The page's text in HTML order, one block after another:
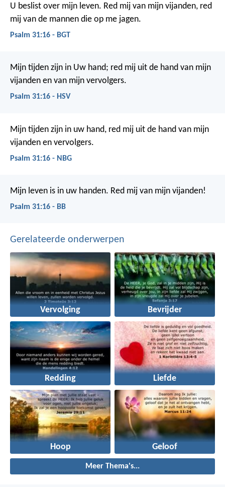
U beslist over mijn leven. Red mij van mijn vijanden, red
mij van de mannen die op me jagen.
Psalm 31:16 - BGT
Mijn tijden zijn in Uw hand; red mij uit de hand van mijn
vijanden en van mijn vervolgers.
Psalm 31:16 - HSV
Mijn tijden zijn in uw hand, red mij uit de hand van mijn
vijanden en vervolgers.
Psalm 31:16 - NBG
Mijn leven is in uw handen. Red mij van mijn vijanden!
Psalm 31:16 - BB
Gerelateerde onderwerpen
Vervolging Bevrijder
Redding Liefde
Hoop Geloof
Meer Thema's...